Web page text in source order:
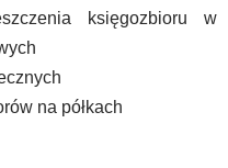
księgozbioru w
na półkach